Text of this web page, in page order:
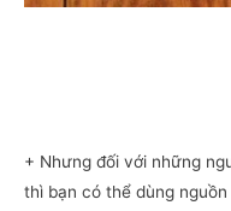
+ Nhưng đối với những
thì bạn có thể dùng nguồn